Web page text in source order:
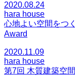
2020.08.24
hara house
心地よい空間をつ
Award
2020.11.09
hara house
第7回 木質建築空